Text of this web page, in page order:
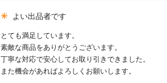
よい出品者です
とても満足しています。
素敵な商品をありがとうございます。
丁寧な対応で安心してお取り引きできました。
また機会があればよろしくお願いします。